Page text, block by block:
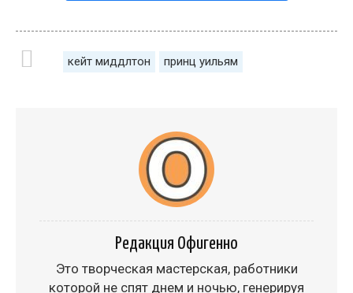
кейт миддлтон принц уильям
Редакция Офигенно
Это творческая мастерская, работники
которой не спят днем и ночью, генерируя